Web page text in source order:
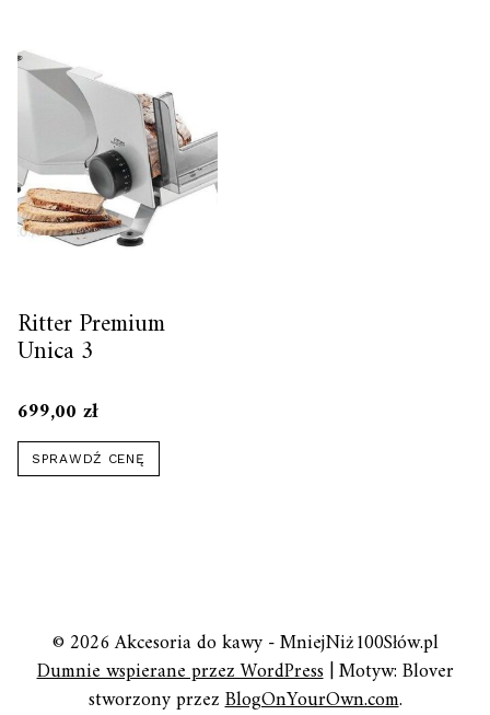
Ritter Premium
Unica 3
699,00 zł
SPRAWDŹ CENĘ
© 2026 Akcesoria do kawy - MniejNiż100Słów.pl
Dumnie wspierane przez WordPress|Motyw: Blover
stworzony przezBlogOnYourOwn.com.